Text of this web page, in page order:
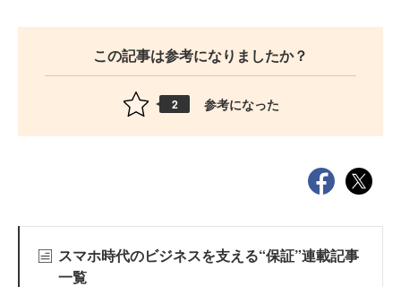
この記事は参考になりましたか？
2 参考になった
スマホ時代のビジネスを支える“保証”連載記事
一覧